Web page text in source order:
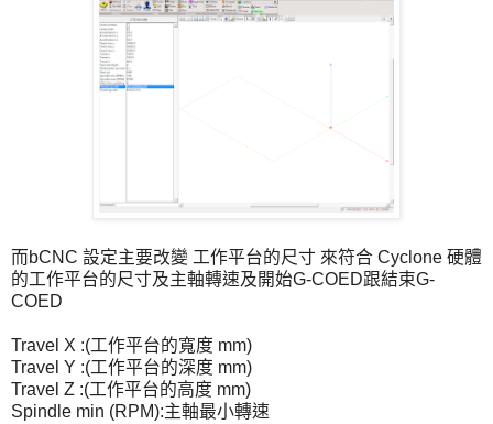
而bCNC 設定主要改變 工作平台的尺寸 來符合 Cyclone 硬體
的工作平台的尺寸及主軸轉速及開始G-COED跟結束G-
COED
Travel X :(工作平台的寬度 mm)
Travel Y :(工作平台的深度 mm)
Travel Z :(工作平台的高度 mm)
Spindle min (RPM):主軸最小轉速